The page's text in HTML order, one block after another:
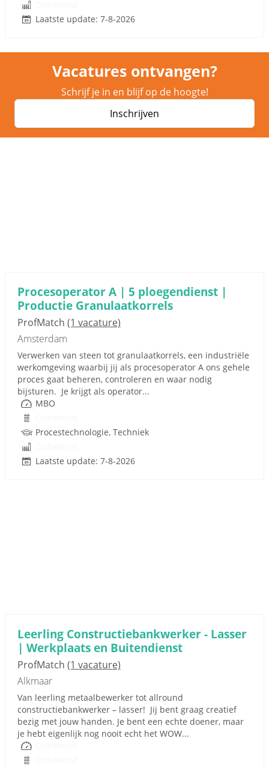
Laatste update: 7-8-2026
Vacatures ontvangen?
Schrijf je in en blijf op de hoogte!
Inschrijven
Procesoperator A | 5 ploegendienst |
Productie Granulaatkorrels
ProfMatch (1 vacature)
Amsterdam
Verwerken van steen tot granulaatkorrels, een industriële
werkomgeving waarbij jij als procesoperator A ons gehele
proces gaat beheren, controleren en waar nodig
bijsturen. Je krijgt als operator...
MBO
Procestechnologie, Techniek
Laatste update: 7-8-2026
Leerling Constructiebankwerker - Lasser
| Werkplaats en Buitendienst
ProfMatch (1 vacature)
Alkmaar
Van leerling metaalbewerker tot allround
constructiebankwerker – lasser! Jij bent graag creatief
bezig met jouw handen. Je bent een echte doener, maar
je hebt eigenlijk nog nooit echt het WOW...